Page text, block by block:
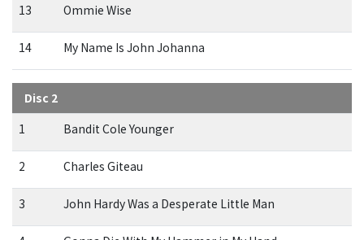
13 Ommie Wise
14 My Name Is John Johanna
Disc 2
1
Bandit Cole Younger
2 Charles Giteau
3 John Hardy Was a Desperate Little Man